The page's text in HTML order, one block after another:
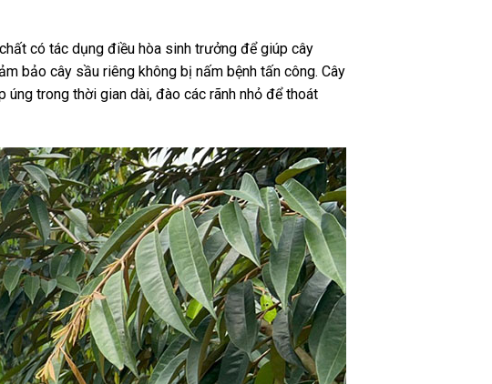
có tác dụng điều hòa sinh trưởng để giúp cây
bảo cây sầu riêng không bị nấm bệnh tấn công. Cây
trong thời gian dài, đào các rãnh nhỏ để thoát